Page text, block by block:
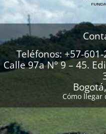
Teléfonos: +57-
Calle 97a N° 9 – 45.
Cómo llegar